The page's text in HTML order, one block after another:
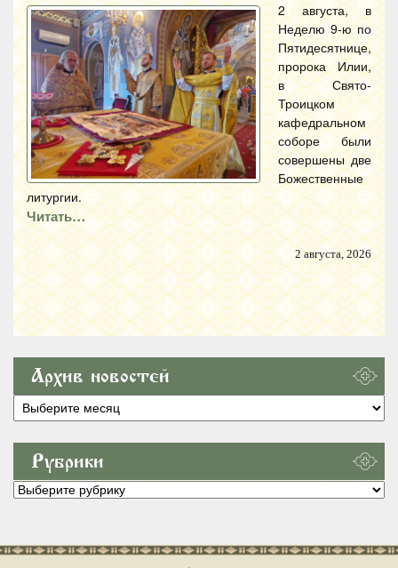
2 августа, в
Неделю 9-ю по
Пятидесятнице,
пророка Илии,
в Свято-
Троицком
кафедральном
соборе были
совершены две
Божественные
литургии.
Читать…
2 августа, 2026
Архив новостей
Архив
новостей
Рубрики
Рубрики